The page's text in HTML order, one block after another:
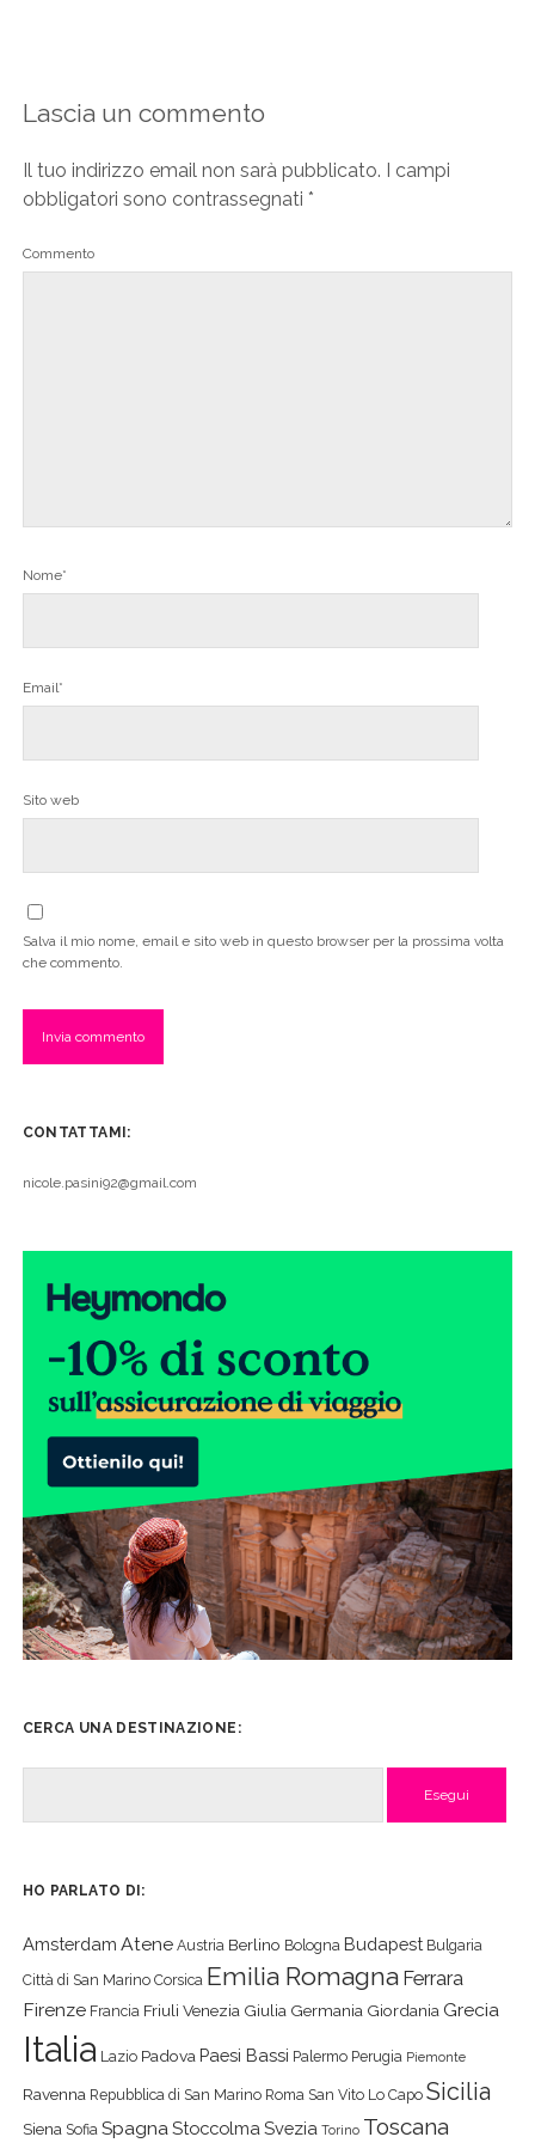
Lascia un commento
Il tuo indirizzo email non sarà pubblicato. I campi
obbligatori sono contrassegnati *
Commento
Nome*
Email*
Sito web
Salva il mio nome, email e sito web in questo browser per la prossima volta
che commento.
CONTATTAMI:
nicole.pasini92@gmail.com
CERCA UNA DESTINAZIONE:
HO PARLATO DI:
Amsterdam Atene Austria Berlino Bologna Budapest Bulgaria
Città di San Marino Corsica Emilia Romagna Ferrara
Firenze Francia Friuli Venezia Giulia Germania Giordania Grecia
Italia Lazio Padova Paesi Bassi Palermo Perugia Piemonte
Ravenna Repubblica di San Marino Roma San Vito Lo Capo Sicilia
Siena Sofia SpagnaStoccolma Svezia Torino Toscana